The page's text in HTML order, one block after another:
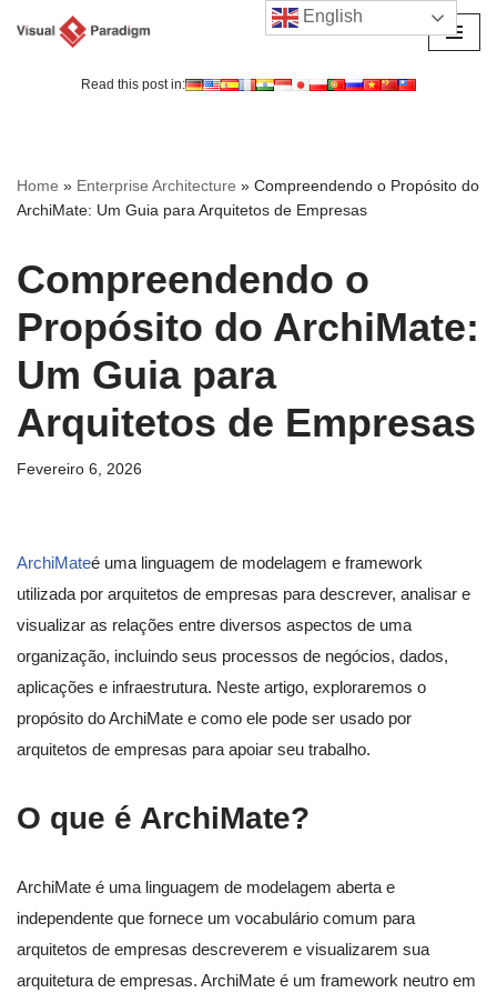
Read this post in:
Home » Enterprise Architecture » Compreendendo o Propósito do
ArchiMate: Um Guia para Arquitetos de Empresas
Compreendendo o
Propósito do ArchiMate:
Um Guia para
Arquitetos de Empresas
Fevereiro 6, 2026
ArchiMateé uma linguagem de modelagem e framework
utilizada por arquitetos de empresas para descrever, analisar e
visualizar as relações entre diversos aspectos de uma
organização, incluindo seus processos de negócios, dados,
aplicações e infraestrutura. Neste artigo, exploraremos o
propósito do ArchiMate e como ele pode ser usado por
arquitetos de empresas para apoiar seu trabalho.
O que é ArchiMate?
ArchiMate é uma linguagem de modelagem aberta e
independente que fornece um vocabulário comum para
arquitetos de empresas descreverem e visualizarem sua
arquitetura de empresas. ArchiMate é um framework neutro em
English